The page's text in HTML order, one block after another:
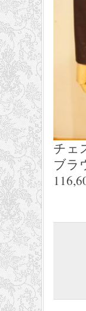
チェ
ブ